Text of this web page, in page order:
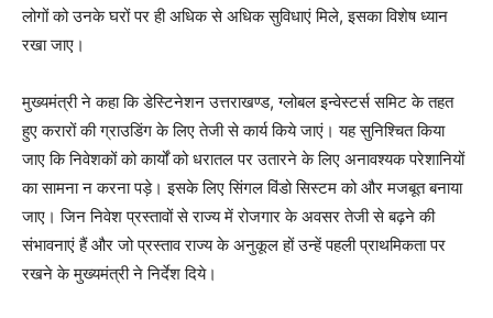
लोगों को उनके घरों पर ही अधिक से अधिक सुविधाएं मिले, इसका विशेष ध्यान
रखा जाए।
मुख्यमंत्री ने कहा कि डेस्टिनेशन उत्तराखण्ड, ग्लोबल इन्वेस्टर्स समिट के तहत
हुए करारों की ग्राउडिंग के लिए तेजी से कार्य किये जाएं। यह सुनिश्चित किया
जाए कि निवेशकों को कार्यों को धरातल पर उतारने के लिए अनावश्यक परेशानियों
का सामना न करना पड़े। इसके लिए सिंगल विंडो सिस्टम को और मजबूत बनाया
जाए। जिन निवेश प्रस्तावों से राज्य में रोजगार के अवसर तेजी से बढ़ने की
संभावनाएं हैं और जो प्रस्ताव राज्य के अनुकूल हों उन्हें पहली प्राथमिकता पर
रखने के मुख्यमंत्री ने निर्देश दिये।